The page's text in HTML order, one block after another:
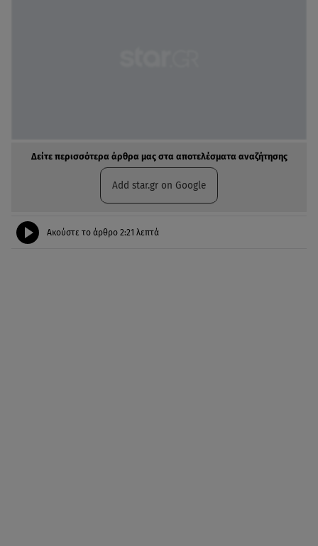
Δείτε περισσότερα άρθρα μας στα αποτελέσματα αναζήτησης
Add star.gr on Google
Ακούστε το άρθρο 2:21 λεπτά